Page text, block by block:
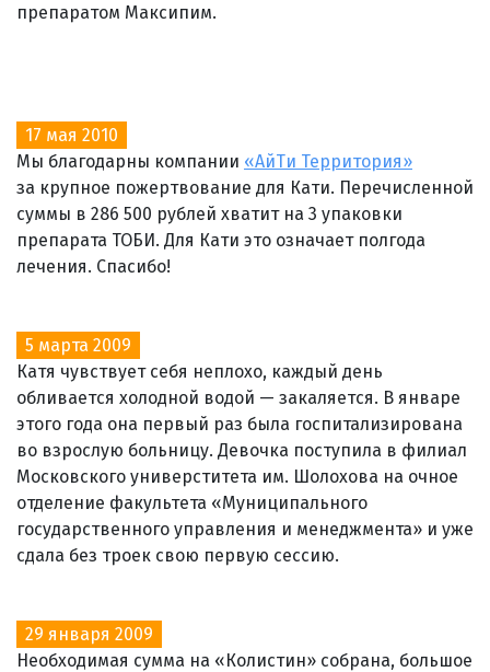
препаратом Максипим.
17 мая 2010
Мы благодарны компании «АйТи Территория»
за крупное пожертвование для Кати. Перечисленной
суммы в 286 500 рублей хватит на 3 упаковки
препарата ТОБИ. Для Кати это означает полгода
лечения. Спасибо!
5 марта 2009
Катя чувствует себя неплохо, каждый день
обливается холодной водой — закаляется. В январе
этого года она первый раз была госпитализирована
во взрослую больницу. Девочка поступила в филиал
Московского универститета им. Шолохова на очное
отделение факультета «Муниципального
государственного управления и менеджмента» и уже
сдала без троек свою первую сессию.
29 января 2009
Необходимая сумма на «Колистин» собрана, большое